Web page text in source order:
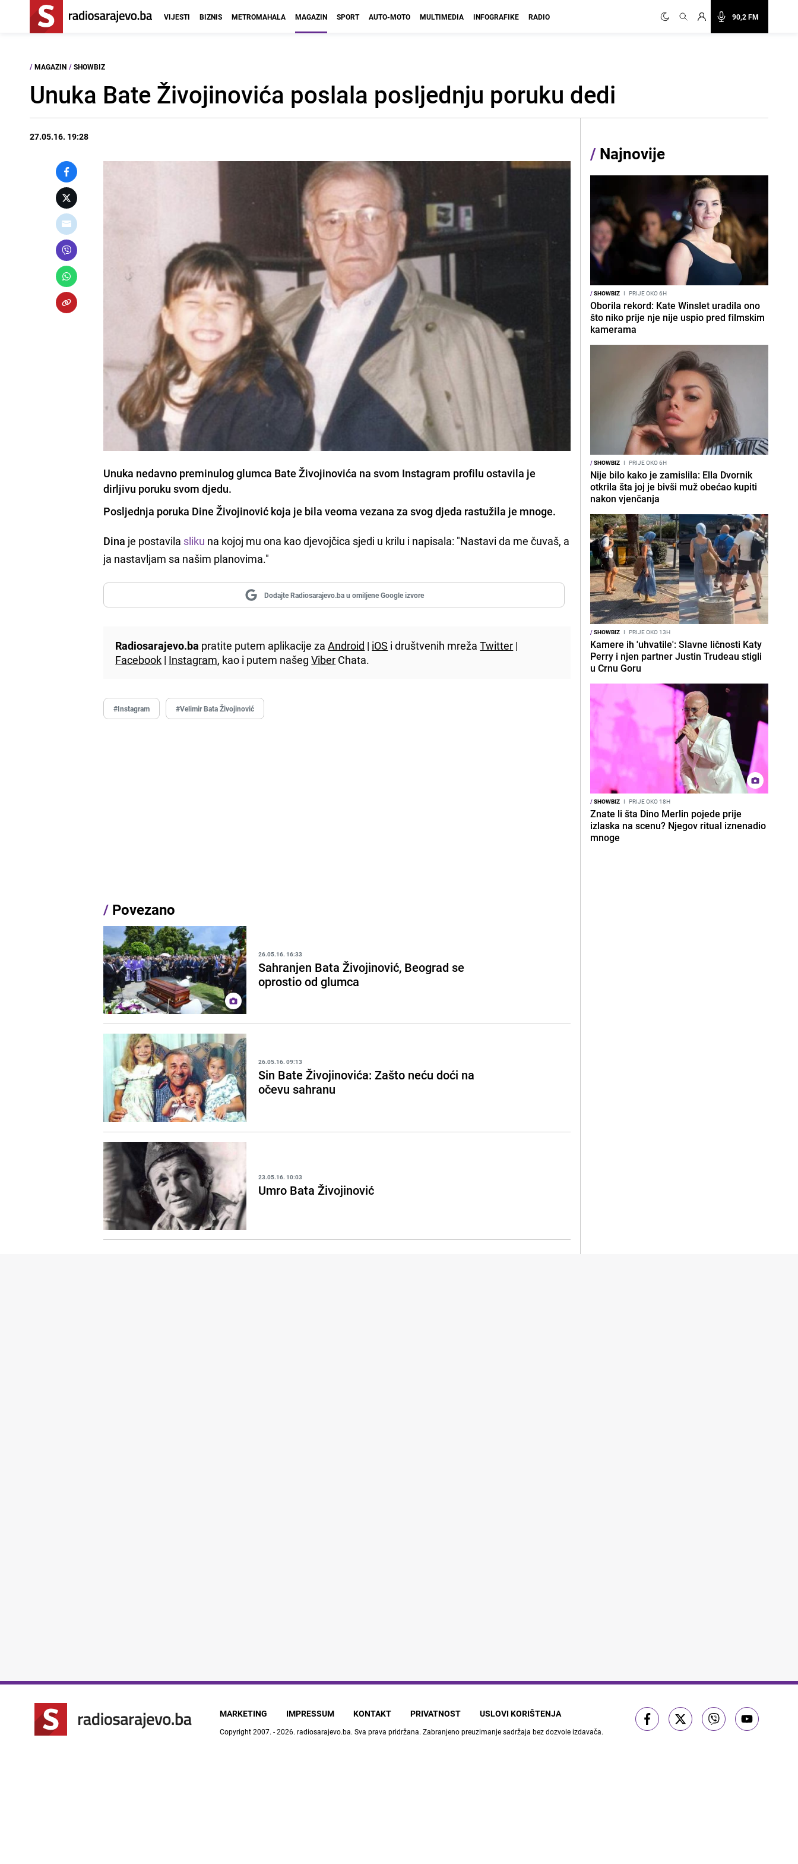
90,2 FM
VIJESTI BIZNIS METROMAHALA MAGAZIN SPORT AUTO-MOTO MULTIMEDIA INFOGRAFIKE RADIO
/ MAGAZIN / SHOWBIZ
Unuka Bate Živojinovića poslala posljednju poruku dedi
27.05.16. 19:28
Unuka nedavno preminulog glumca Bate Živojinovića na svom Instagram profilu ostavila je
dirljivu poruku svom djedu.
Posljednja poruka Dine Živojinović koja je bila veoma vezana za svog djeda rastužila je mnoge.
Dina je postavila sliku na kojoj mu ona kao djevojčica sjedi u krilu i napisala: "Nastavi da me čuvaš, a
ja nastavljam sa našim planovima."
Dodajte Radiosarajevo.ba u omiljene Google izvore
Radiosarajevo.ba pratite putem aplikacije zaAndroid | iOS i društvenih mrežaTwitter |
Facebook | Instagram, kao i putem našegViber Chata.
#Instagram #Velimir Bata Živojinović
/ Povezano
26.05.16. 16:33
Sahranjen Bata Živojinović, Beograd se
oprostio od glumca
26.05.16. 09:13
Sin Bate Živojinovića: Zašto neću doći na
očevu sahranu
23.05.16. 10:03
Umro Bata Živojinović
/ Najnovije
/SHOWBIZ I PRIJE OKO 6H
Oborila rekord: Kate Winslet uradila ono
što niko prije nje nije uspio pred filmskim
kamerama
/SHOWBIZ I PRIJE OKO 6H
Nije bilo kako je zamislila: Ella Dvornik
otkrila šta joj je bivši muž obećao kupiti
nakon vjenčanja
/SHOWBIZ I PRIJE OKO 13H
Kamere ih 'uhvatile': Slavne ličnosti Katy
Perry i njen partner Justin Trudeau stigli
u Crnu Goru
/SHOWBIZ I PRIJE OKO 18H
Znate li šta Dino Merlin pojede prije
izlaska na scenu? Njegov ritual iznenadio
mnoge
MARKETING IMPRESSUM KONTAKT PRIVATNOST USLOVI KORIŠTENJA
Copyright 2007. - 2026. radiosarajevo.ba. Sva prava pridržana. Zabranjeno preuzimanje sadržaja bez dozvole izdavača.